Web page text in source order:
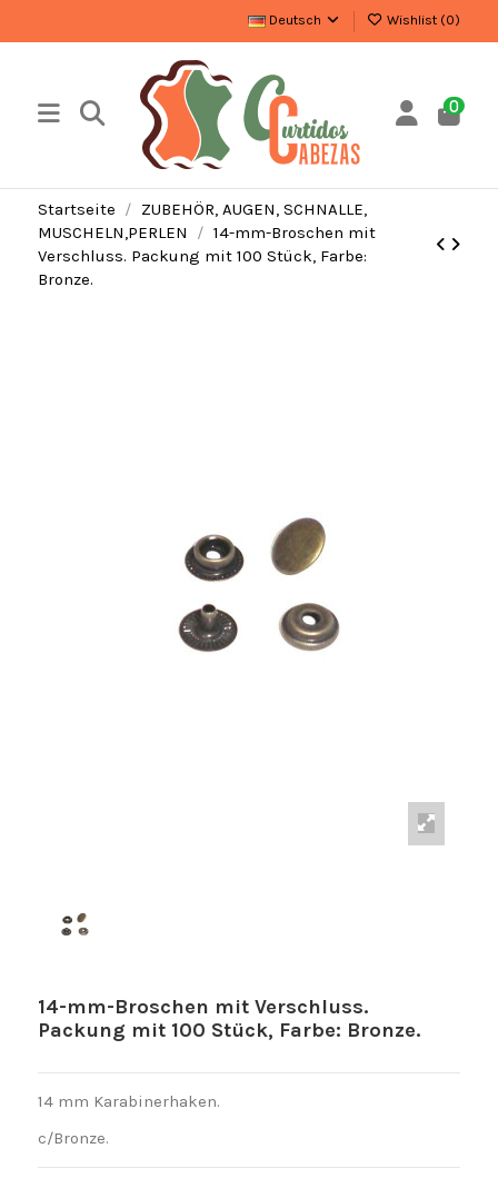
Deutsch Wishlist (0)
0
Startseite
ZUBEHÖR, AUGEN, SCHNALLE,
MUSCHELN,PERLEN
14-mm-Broschen mit
Verschluss. Packung mit 100 Stück, Farbe:
Bronze.
14-mm-Broschen mit Verschluss.
Packung mit 100 Stück, Farbe: Bronze.
14 mm Karabinerhaken.
c/Bronze.